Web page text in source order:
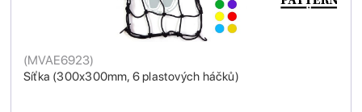
Síťka (300x300mm, 6 plastových háčků)
(MVAE6923)